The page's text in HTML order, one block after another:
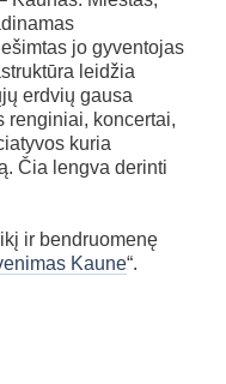
jo gyventojas
leidžia
erdvių gausa
renginiai, koncertai,
kuria
Čia lengva derinti
ir bendruomenę
Kaune“.